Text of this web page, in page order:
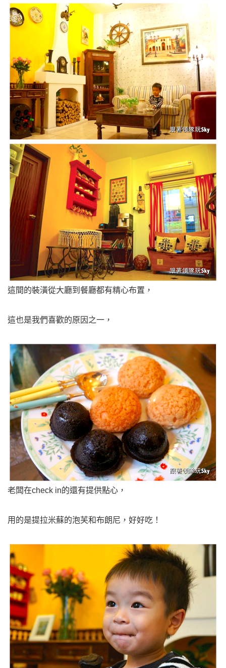
這間的裝潢從大廳到餐廳都有精心布置，
這也是我們喜歡的原因之一，
老闆在check in的還有提供點心，
用的是提拉米蘇的泡芙和布朗尼，好好吃！